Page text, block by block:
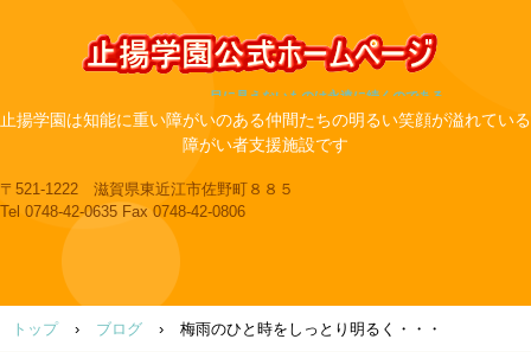
目に見えないものは永遠に続くのである
止揚学園は知能に重い障がいのある仲間たちの明るい笑顔が溢れている
障がい者支援施設です
〒521-1222 滋賀県東近江市佐野町８８５
Tel 0748-42-0635 Fax 0748-42-0806
トップ › ブログ › 梅雨のひと時をしっとり明るく・・・